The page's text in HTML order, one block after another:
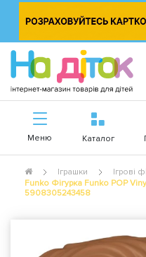
Меню Каталог
Іграшки
Ігрові
Funko Фігурка Funko POP
5908305243458